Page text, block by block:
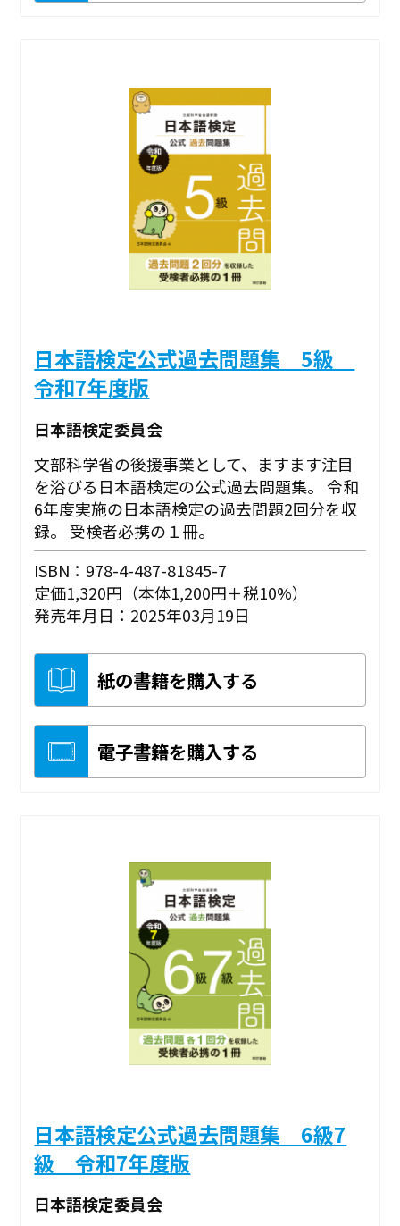
日本語検定公式過去問題集 5級
令和7年度版
日本語検定委員会
文部科学省の後援事業として、ますます注目
を浴びる日本語検定の公式過去問題集。 令和
6年度実施の日本語検定の過去問題2回分を収
録。 受検者必携の１冊。
ISBN：978-4-487-81845-7
定価1,320円（本体1,200円＋税10%）
発売年月日：2025年03月19日
紙の書籍を購入する
電子書籍を購入する
日本語検定公式過去問題集 6級7
級 令和7年度版
日本語検定委員会